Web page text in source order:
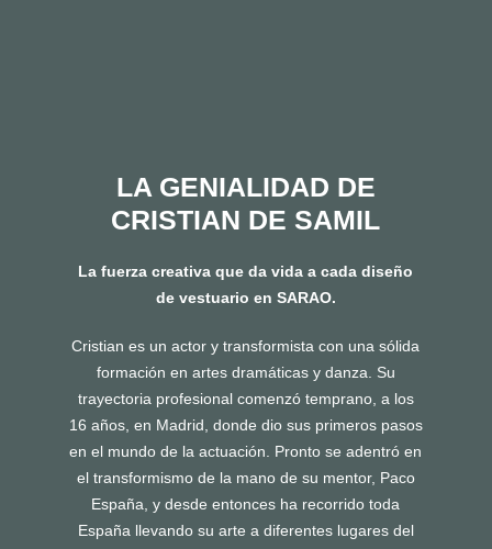
LA GENIALIDAD DE
CRISTIAN DE SAMIL
La fuerza creativa que da vida a cada diseño
de vestuario en SARAO.
Cristian es un actor y transformista con una sólida
formación en artes dramáticas y danza. Su
trayectoria profesional comenzó temprano, a los
16 años, en Madrid, donde dio sus primeros pasos
en el mundo de la actuación. Pronto se adentró en
el transformismo de la mano de su mentor, Paco
España, y desde entonces ha recorrido toda
España llevando su arte a diferentes lugares del